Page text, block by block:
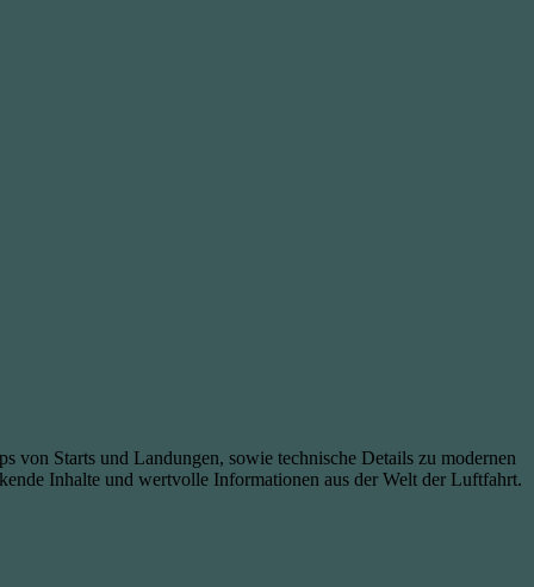
Starts und Landungen, sowie technische Details zu modernen
Inhalte und wertvolle Informationen aus der Welt der Luftfahrt.